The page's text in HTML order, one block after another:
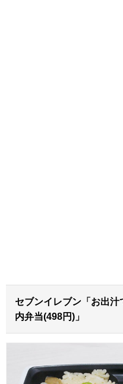
セブンイレブン「お出
内弁当(498円)」